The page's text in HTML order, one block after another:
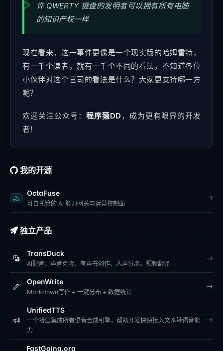
许 QWERTY 键盘的发明者可以拥有所有电脑
的知识产权一样
现在看来，这一事件更像是一个现实版的哈姆雷特，
有一千个读者，就有一千个不同的看法，不知道各位
小伙伴对这个官司的看法是什么？大家更支持哪一方
呢？
欢迎关注公众号： 程序猿DD ，成为更有眼界的开发
者！
我的开源
OctaFuse
可自托管的 AI 能力网关与运营控制面
独立产品
TransDuck
AI配音、声音克隆、有声书创作、人声分离、视频翻译
OpenWrite
Markdown写作 + 一键分布 + 数据统计
UnifiedTTS
一个接口集成所有语音合成引擎，帮助开发快速接入文本转语音能
力
FastGoing.org